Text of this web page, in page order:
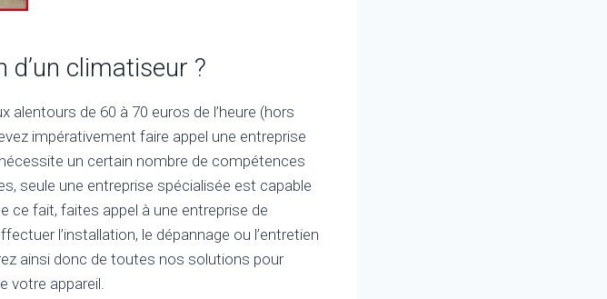
d’un climatiseur ?
alentours de 60 à 70 euros de l’heure (hors
impérativement faire appel une entreprise
un certain nombre de compétences
seule une entreprise spécialisée est capable
ce fait, faites appel à une entreprise de
l’installation, le dépannage ou l’entretien
ainsi donc de toutes nos solutions pour
votre appareil.